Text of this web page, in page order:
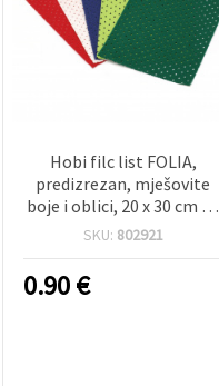
Hobi filc list FOLIA,
predizrezan, mješovite
boje i oblici, 20 x 30 cm - 1
list
SKU: 802921
0.90€